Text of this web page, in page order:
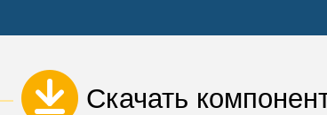
Скачать